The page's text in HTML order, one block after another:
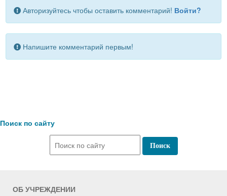
Авторизуйтесь чтобы оставить комментарий! Войти?
Напишите комментарий первым!
Поиск по сайту
ОБ УЧРЕЖДЕНИИ